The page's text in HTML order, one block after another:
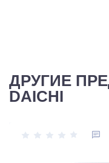
ДРУГИЕ
DAICHI